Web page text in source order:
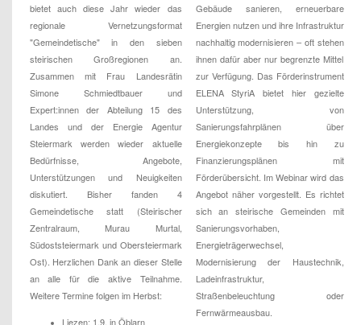
bietet auch diese Jahr wieder das
regionale Vernetzungsformat
"Gemeindetische" in den sieben
steirischen Großregionen an.
Zusammen mit Frau Landesrätin
Simone Schmiedtbauer und
Expert:innen der Abteilung 15 des
Landes und der Energie Agentur
Steiermark werden wieder aktuelle
Bedürfnisse, Angebote,
Unterstützungen und Neuigkeiten
diskutiert. Bisher fanden 4
Gemeindetische statt (Steirischer
Zentralraum, Murau Murtal,
Südoststeiermark und Obersteiermark
Ost). Herzlichen Dank an dieser Stelle
an alle für die aktive Teilnahme.
Weitere Termine folgen im Herbst:
Liezen: 1.9. in Öblarn
Gebäude sanieren, erneuerbare
Energien nutzen und ihre Infrastruktur
nachhaltig modernisieren – oft stehen
ihnen dafür aber nur begrenzte Mittel
zur Verfügung. Das Förderinstrument
ELENA StyriA bietet hier gezielte
Unterstützung, von
Sanierungsfahrplänen über
Energiekonzepte bis hin zu
Finanzierungsplänen mit
Förderübersicht. Im Webinar wird das
Angebot näher vorgestellt. Es richtet
sich an steirische Gemeinden mit
Sanierungsvorhaben,
Energieträgerwechsel,
Modernisierung der Haustechnik,
Ladeinfrastruktur,
Straßenbeleuchtung oder
Fernwärmeausbau.